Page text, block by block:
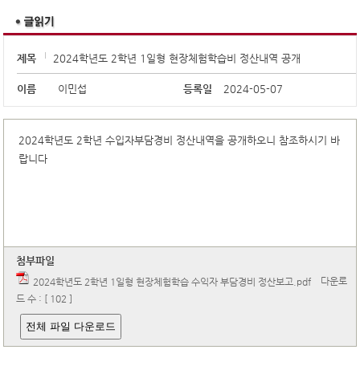
제목 2024학년도 2학년 1일형 현장체험학습비 정산내역 공개
이름 이민섭 등록일 2024-05-07
2024학년도 2학년 수입자부담경비 정산내역을 공개하오니 참조하시기 바
랍니다
첨부파일
2024학년도 2학년 1일형 현장체험학습 수익자 부담경비 정산보고.pdf 다운로
드 수 : [ 102 ]
전체 파일 다운로드